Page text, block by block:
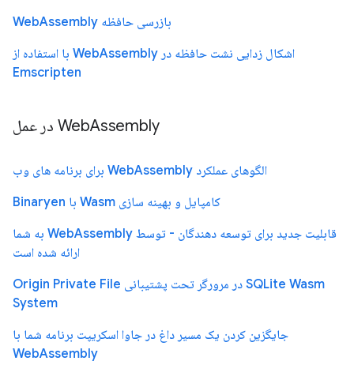
بازرسی حافظه WebAssembly
اشکال زدایی نشت حافظه در WebAssembly با استفاده از
Emscripten
WebAssembly در عمل
الگوهای عملکرد WebAssembly برای برنامه های وب
کامپایل و بهینه سازی Wasm با Binaryen
قابلیت جدید برای توسعه دهندگان - توسط WebAssembly به شما
ارائه شده است
SQLite Wasm در مرورگر تحت پشتیبانی Origin Private File
System
جایگزین کردن یک مسیر داغ در جاوا اسکریپت برنامه شما با
WebAssembly